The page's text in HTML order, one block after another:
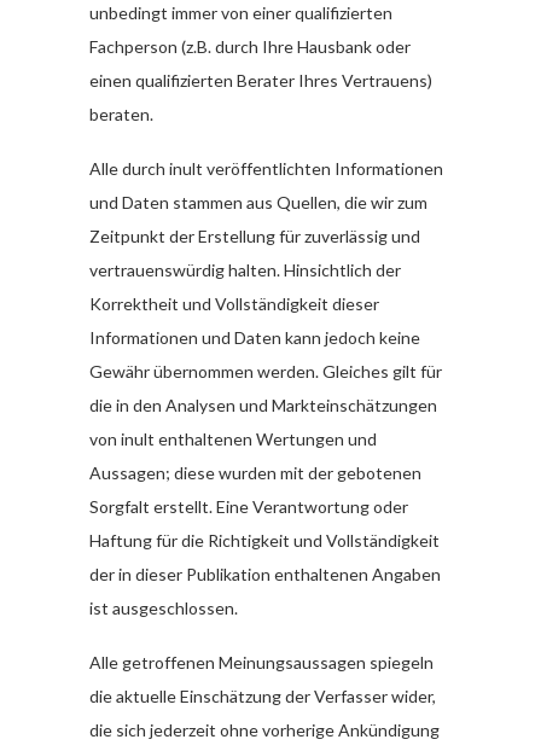
unbedingt immer von einer qualifizierten
Fachperson (z.B. durch Ihre Hausbank oder
einen qualifizierten Berater Ihres Vertrauens)
beraten.
Alle durch inult veröffentlichten Informationen
und Daten stammen aus Quellen, die wir zum
Zeitpunkt der Erstellung für zuverlässig und
vertrauenswürdig halten. Hinsichtlich der
Korrektheit und Vollständigkeit dieser
Informationen und Daten kann jedoch keine
Gewähr übernommen werden. Gleiches gilt für
die in den Analysen und Markteinschätzungen
von inult enthaltenen Wertungen und
Aussagen; diese wurden mit der gebotenen
Sorgfalt erstellt. Eine Verantwortung oder
Haftung für die Richtigkeit und Vollständigkeit
der in dieser Publikation enthaltenen Angaben
ist ausgeschlossen.
Alle getroffenen Meinungsaussagen spiegeln
die aktuelle Einschätzung der Verfasser wider,
die sich jederzeit ohne vorherige Ankündigung